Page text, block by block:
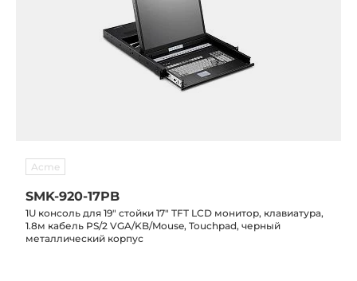
Acme
SMK-920-17PB
1U консоль для 19" стойки 17" TFT LCD монитор, клавиатура,
1.8м кабель PS/2 VGA/KB/Mouse, Touchpad, черный
металлический корпус